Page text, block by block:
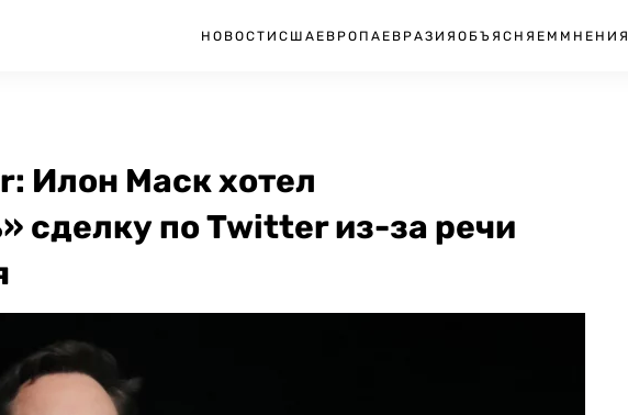
НОВОСТИ США ЕВРОПА ЕВРАЗИЯ ОБЪЯСНЯЕМ МНЕНИЯ
Илон Маск хотел
сделку по Twitter из-за речи